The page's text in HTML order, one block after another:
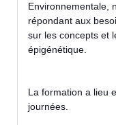
Environnementale,
répondant aux
sur les concepts et
épigénétique.
La formation a lieu
journées.